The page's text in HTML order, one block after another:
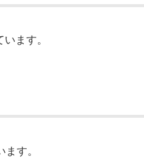
ます。
す。